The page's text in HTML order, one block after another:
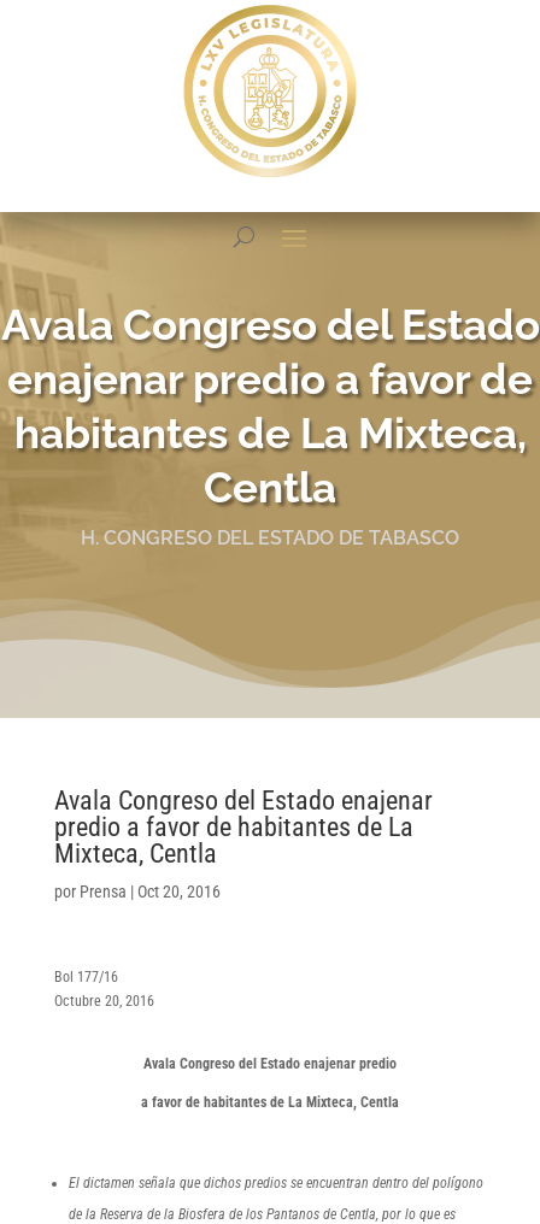
Avala Congreso del Estado
enajenar predio a favor de
habitantes de La Mixteca,
Centla
H. CONGRESO DEL ESTADO DE TABASCO
Avala Congreso del Estado enajenar
predio a favor de habitantes de La
Mixteca, Centla
por Prensa | Oct 20, 2016
Bol 177/16
Octubre 20, 2016
Avala Congreso del Estado enajenar predio
a favor de habitantes de La Mixteca, Centla
El dictamen señala que dichos predios se encuentran dentro del polígono
de la Reserva de la Biosfera de los Pantanos de Centla, por lo que es